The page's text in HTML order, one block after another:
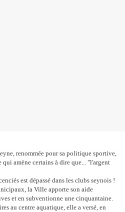
renommée pour sa politique sportive,
qui amène certains à dire que... "l'argent
est dépassé dans les clubs seynois !
la Ville apporte son aide
et en subventionne une cinquantaine.
au centre aquatique, elle a versé, en